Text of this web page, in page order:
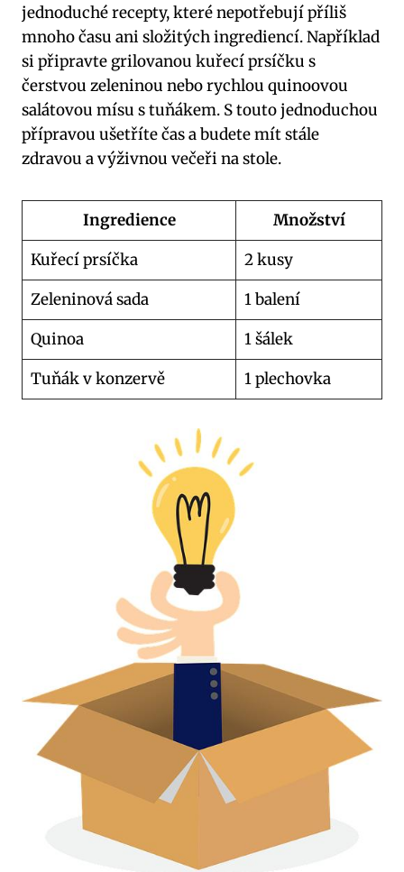
‍jednoduché​ recepty,​ které nepotřebují příliš
mnoho času ani složitých ingrediencí. ⁤Například
si připravte grilovanou kuřecí prsíčku s
čerstvou zeleninou⁣ nebo rychlou quinoovou
salátovou mísu s tuňákem. S touto jednoduchou
přípravou ⁢ušetříte čas a budete‌ mít stále
zdravou a výživnou večeři na stole.
Ingredience
Množství
Kuřecí prsíčka
2 kusy
Zeleninová sada
1 balení
Quinoa
1 šálek
Tuňák v konzervě
1 plechovka